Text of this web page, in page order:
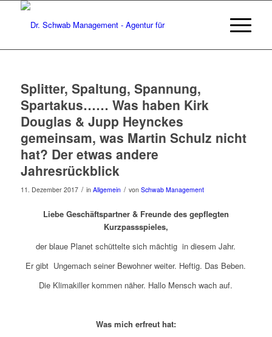
Splitter, Spaltung, Spannung,
Spartakus…… Was haben Kirk
Douglas & Jupp Heynckes
gemeinsam, was Martin Schulz nicht
hat? Der etwas andere
Jahresrückblick
11. Dezember 2017 / in Allgemein / von Schwab Management
Liebe Geschäftspartner & Freunde des gepflegten
Kurzpassspieles,
der blaue Planet schüttelte sich mächtig in diesem Jahr.
Er gibt Ungemach seiner Bewohner weiter. Heftig. Das Beben.
Die Klimakiller kommen näher. Hallo Mensch wach auf.
Was mich erfreut hat: